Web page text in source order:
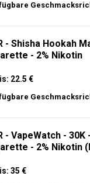
- Shisha Hookah
- 2% Nikotin
22.5 €
- VapeWatch - 30K
- 2% Nikotin
35 €